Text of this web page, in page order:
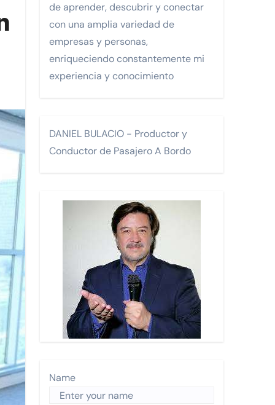
para la comunidad LGTBI en un encuentro
Turística 2026 y recibe a Enrique de la Madrid.
de World Trade Centers Association en Filadelfia
de aprender, descubrir y conectar
con una amplia variedad de
empresas y personas,
enriqueciendo constantemente mi
experiencia y conocimiento
DANIEL BULACIO - Productor y
Conductor de Pasajero A Bordo
Name